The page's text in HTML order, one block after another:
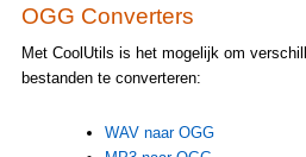
OGG Converters
Met CoolUtils is het mogelijk om
bestanden te converteren:
WAV naar OGG